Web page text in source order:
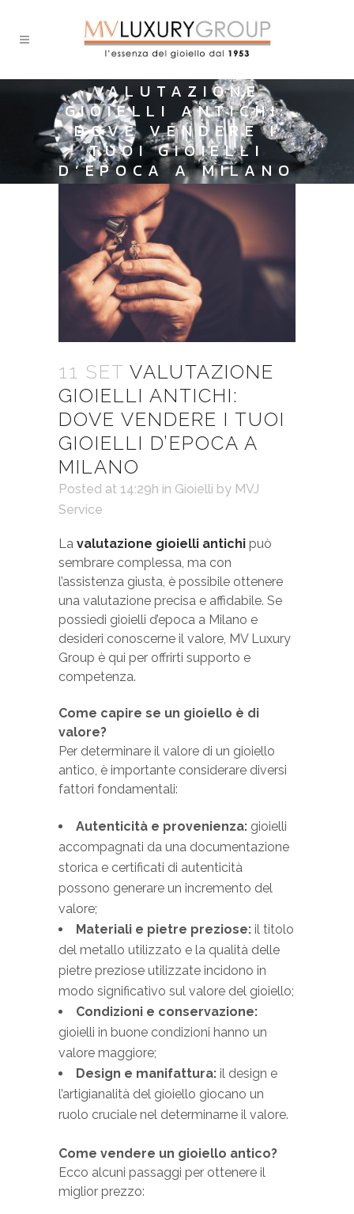
VALUTAZIONE
GIOIELLI ANTICHI:
DOVE VENDERE I
TUOI GIOIELLI
D’EPOCA A MILANO
11 SET VALUTAZIONE
GIOIELLI ANTICHI:
DOVE VENDERE I TUOI
GIOIELLI D’EPOCA A
MILANO
Posted at 14:29h in Gioielli by MVJ
Service
La valutazione gioielli antichi può
sembrare complessa, ma con
l’assistenza giusta, è possibile ottenere
una valutazione precisa e affidabile. Se
possiedi gioielli d’epoca a Milano e
desideri conoscerne il valore, MV Luxury
Group è qui per offrirti supporto e
competenza.
Come capire se un gioiello è di
valore?
Per determinare il valore di un gioiello
antico, è importante considerare diversi
fattori fondamentali:
Autenticità e provenienza: gioielli
accompagnati da una documentazione
storica e certificati di autenticità
possono generare un incremento del
valore;
Materiali e pietre preziose: il titolo
del metallo utilizzato e la qualità delle
pietre preziose utilizzate incidono in
modo significativo sul valore del gioiello;
Condizioni e conservazione:
gioielli in buone condizioni hanno un
valore maggiore;
Design e manifattura: il design e
l’artigianalità del gioiello giocano un
ruolo cruciale nel determinarne il valore.
Come vendere un gioiello antico?
Ecco alcuni passaggi per ottenere il
miglior prezzo: